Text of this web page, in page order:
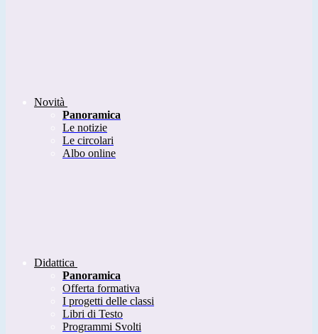
Novità
Panoramica
Le notizie
Le circolari
Albo online
Didattica
Panoramica
Offerta formativa
I progetti delle classi
Libri di Testo
Programmi Svolti